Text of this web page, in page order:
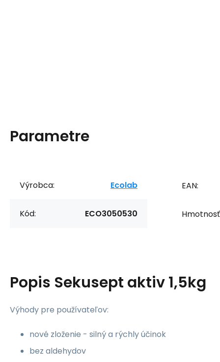
Parametre
Výrobca: Ecolab
Kód: ECO3050530
EAN:
Popis Sekusept aktiv 1,5kg
Výhody pre používateľov:
nové zloženie - silný a rýchly účinok
bez aldehydov